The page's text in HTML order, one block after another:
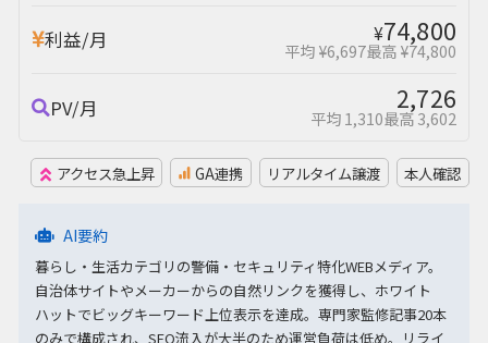
利益/月 ¥74,800
平均 ¥6,697最高 ¥74,800
PV/月 2,726
平均 1,310最高 3,602
アクセス急上昇 GA連携 リアルタイム譲渡 本人確認
AI要約
暮らし・生活カテゴリの警備・セキュリティ特化WEBメディア。
自治体サイトやメーカーからの自然リンクを獲得し、ホワイト
ハットでビッグキーワード上位表示を達成。専門家監修記事20本
のみで構成され、SEO流入が大半のため運営負荷は低め。リライ